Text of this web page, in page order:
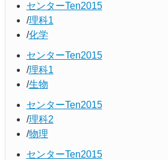
センターTen2015
理科1
化学
センターTen2015
理科1
生物
センターTen2015
理科2
物理
センターTen2015